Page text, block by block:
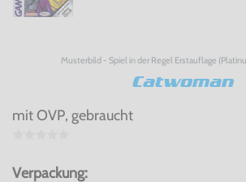
Musterbild - Spiel in der Regel Erstauflage
Catwoman
mit OVP, gebraucht
Verpackung: